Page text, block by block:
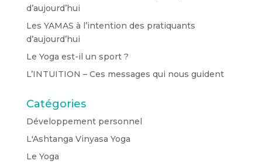
d’aujourd’hui
Les YAMAS à l’intention des pratiquants
d’aujourd’hui
Le Yoga est-il un sport ?
L’INTUITION – Ces messages qui nous guident
Catégories
Développement personnel
L'Ashtanga Vinyasa Yoga
Le Yoga